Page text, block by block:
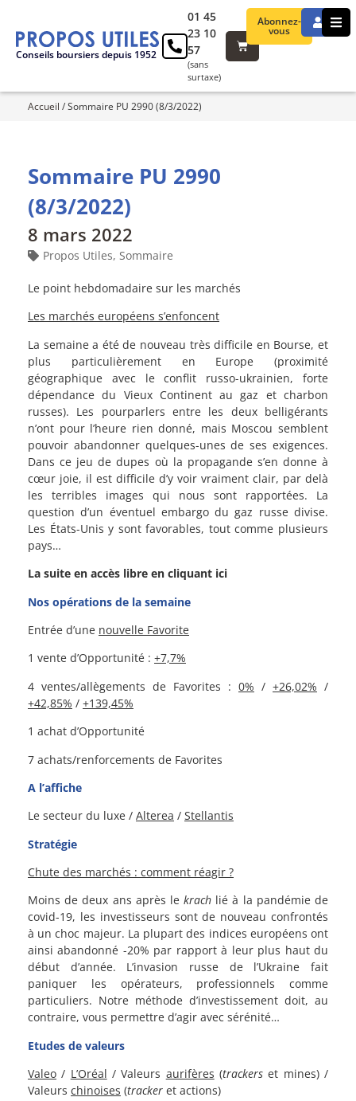
Conseils boursiers depuis 1952
Abonnez-
vous
01 45
23 10
57
(sans
surtaxe)
Accueil /Sommaire PU 2990 (8/3/2022)
Sommaire PU 2990
(8/3/2022)
8 mars 2022
Propos Utiles, Sommaire
Le point hebdomadaire sur les marchés
Les marchés européens s’enfoncent
La semaine a été de nouveau très difficile en Bourse, et
plus particulièrement en Europe (proximité
géographique avec le conflit russo-ukrainien, forte
dépendance du Vieux Continent au gaz et charbon
russes). Les pourparlers entre les deux belligérants
n’ont pour l’heure rien donné, mais Moscou semblent
pouvoir abandonner quelques-unes de ses exigences.
Dans ce jeu de dupes où la propagande s’en donne à
cœur joie, il est difficile d’y voir vraiment clair, par delà
les terribles images qui nous sont rapportées. La
question d’un éventuel embargo du gaz russe divise.
Les États-Unis y sont favorables, tout comme plusieurs
pays…
La suite en accès libre en cliquant ici
Nos opérations de la semaine
Entrée d’une nouvelle Favorite
1 vente d’Opportunité : +7,7%
4 ventes/allègements de Favorites : 0% / +26,02% /
+42,85% / +139,45%
1 achat d’Opportunité
7 achats/renforcements de Favorites
A l’affiche
Le secteur du luxe / Alterea / Stellantis
Stratégie
Chute des marchés : comment réagir ?
Moins de deux ans après lekrach lié à la pandémie de
covid-19, les investisseurs sont de nouveau confrontés
à un choc majeur. La plupart des indices européens ont
ainsi abandonné -20% par rapport à leur plus haut du
début d’année. L’invasion russe de l’Ukraine fait
paniquer les opérateurs, professionnels comme
particuliers. Notre méthode d’investissement doit, au
contraire, vous permettre d’agir avec sérénité…
Etudes de valeurs
Valeo / L’Oréal / Valeurs aurifères (trackers et mines) /
Valeurs chinoises (tracker et actions)